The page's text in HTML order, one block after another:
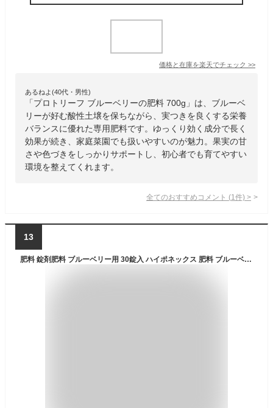
価格と在庫を楽天でチェック >>
あるねよ(40代・男性)
「プロトリーフ ブルーベリーの肥料 700g」は、ブルーベ
リーが好む酸性土壌を保ちながら、実つきを良くする栄養
バランスに優れた専用肥料です。ゆっくり効く成分で長く
効果が続き、家庭菜園でも扱いやすいのが魅力。果実の甘
さや色づきをしっかりサポートし、初心者でも育てやすい
環境を整えてくれます。
全てのおすすめコメント (1 件) >
13
肥料 錠剤肥料 ブルーベリー用 30錠入 ハイポネックス 肥料 ブルーベリー 肥料 ブルーベリー肥料 ブルーベリーの肥料 ブルーベリー 置き肥 錠剤肥料